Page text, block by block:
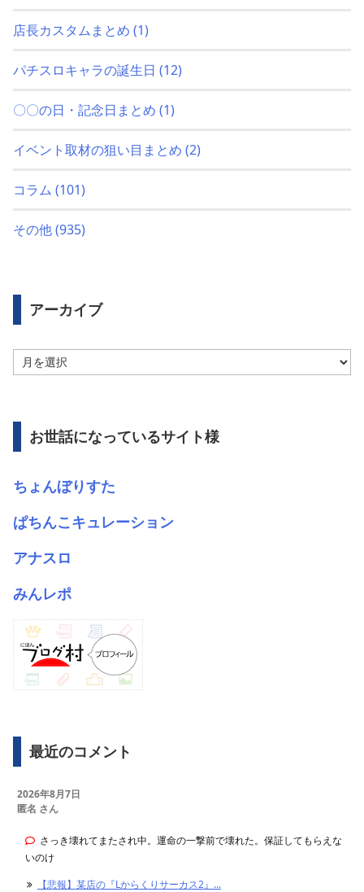
店長カスタムまとめ (1)
パチスロキャラの誕生日 (12)
〇〇の日・記念日まとめ (1)
イベント取材の狙い目まとめ (2)
コラム (101)
その他(935)
アーカイブ
ー
ブ
お世話になっているサイト様
ちょんぼりすた
ぱちんこキュレーション
アナスロ
みんレポ
最近のコメント
2026年8月7日
匿名 さん
さっき壊れてまたされ中。運命の一撃前で壊れた。保証してもらえな
いのけ
【悲報】某店の『Lからくりサーカス2』...